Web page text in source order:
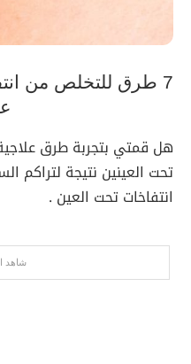
7 طرق للتخلص من
هل قمتي بتجربة طرق
انتفاخات تحت العين .
شاهد